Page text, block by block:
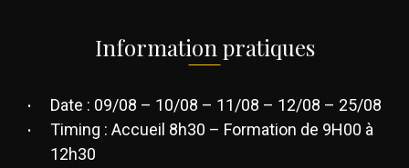
Information pratiques
Date : 09/08 – 10/08 – 11/08 – 12/08 – 25/08
Timing : Accueil 8h30 – Formation de 9H00 à
12h30